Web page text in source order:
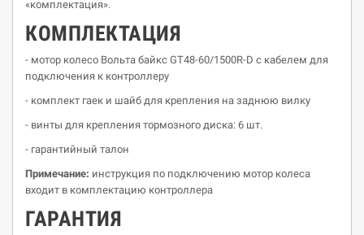
«комплектация».
КOМПЛЕКТАЦИЯ
- мотор колесо Вольта байкс GT48-60/1500R-D с кабелем для
подключения к контроллеру
- комплект гаек и шайб для крепления на заднюю вилку
- винты для крепления тормозного диска: 6 шт.
- гарантийный талон
Примечание: инструкция по подключению мотор колеса
входит в комплектацию контроллера
ГАРАНТИЯ